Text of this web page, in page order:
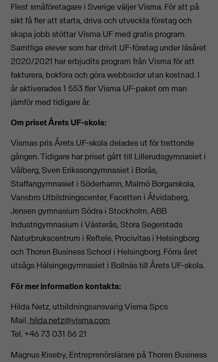
Flest småföretagare i Sverige väljer Visma. För att på
sikt få fler att starta, driva och utveckla företag och
skapa jobb stöttar Visma UF med gratis program.
Samtliga elever som har drivit UF-företag under läsåret
2020/2021 har erbjudits program från Visma för att
fakturera, bokföra och göra webbsidor utan kostnad. I
år aktiverades 1 553 fler Visma UF-paket om man
jämför med tidigare år.
Om priset Årets UF-skola:
Vismas pris Årets UF-skola delades ut för trettonde
gången. Tidigare har priset gått till Lillerudsgymnasiet i
Vålberg, Sven Erikssongymnasiet i Borås,
Staffangymnasiet i Söderhamn, Malmö Borgarskola,
Vansbro Utbildningscenter, Facetten i Åtvidaberg,
Jensen gymnasium Södra i Stockholm, ABB
Industrigymnasium i Västerås, Stora Segerstads
Naturbrukscentrum i Reftele, Procivitas i Helsingborg
och Thoren Business School i Helsingborg. Förra året
utsågs Hälsingegymnasiet i Bollnäs till Årets UF-skola.
För mer information kontakta:
Hilda Netz, utbildningsansvarig Visma Spcs
Mail. hilda.netz@visma.com
Tel. +46 73 031 56 21
Magnus Riseby, Entreprenörslärare på Thoren Business